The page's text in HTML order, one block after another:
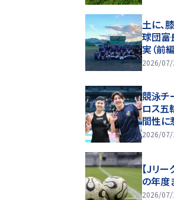
土に、
球団――
実（前編
2026/07/
競泳チ
ロス五
間性に
2026/07/
【Jリ
の年度
2026/07/